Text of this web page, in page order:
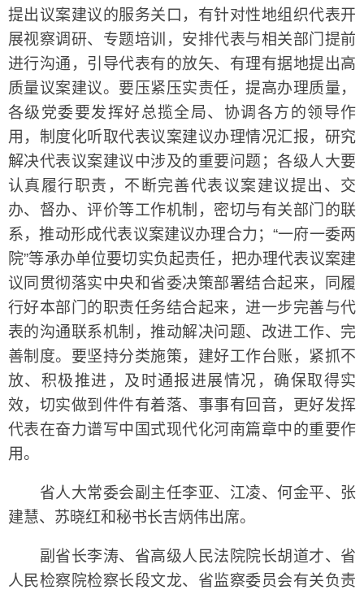
提出议案建议的服务关口，有针对性地组织代表开
展视察调研、专题培训，安排代表与相关部门提前
进行沟通，引导代表有的放矢、有理有据地提出高
质量议案建议。要压紧压实责任，提高办理质量，
各级党委要发挥好总揽全局、协调各方的领导作
用，制度化听取代表议案建议办理情况汇报，研究
解决代表议案建议中涉及的重要问题；各级人大要
认真履行职责，不断完善代表议案建议提出、交
办、督办、评价等工作机制，密切与有关部门的联
系，推动形成代表议案建议办理合力；“一府一委两
院”等承办单位要切实负起责任，把办理代表议案建
议同贯彻落实中央和省委决策部署结合起来，同履
行好本部门的职责任务结合起来，进一步完善与代
表的沟通联系机制，推动解决问题、改进工作、完
善制度。要坚持分类施策，建好工作台账，紧抓不
放、积极推进，及时通报进展情况，确保取得实
效，切实做到件件有着落、事事有回音，更好发挥
代表在奋力谱写中国式现代化河南篇章中的重要作
用。
省人大常委会副主任李亚、江凌、何金平、张
建慧、苏晓红和秘书长吉炳伟出席。
副省长李涛、省高级人民法院院长胡道才、省
人民检察院检察长段文龙、省监察委员会有关负责